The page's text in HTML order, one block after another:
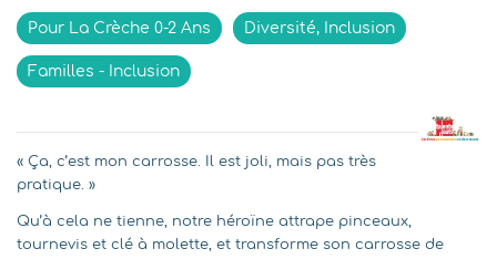
Pour La Crèche 0-2 Ans Diversité, Inclusion
Familles - Inclusion
« Ça, c’est mon carrosse. Il est joli, mais pas très
pratique. »
Qu’à cela ne tienne, notre héroïne attrape pinceaux,
tournevis et clé à molette, et transforme son carrosse de